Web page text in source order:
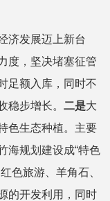
发展迈上新台
度，坚决堵塞征管
足额入库，同时不
稳步增长。二是大
色生态种植。主要
海规划建设成“特色
色旅游、羊角石、
的开发利用，同时